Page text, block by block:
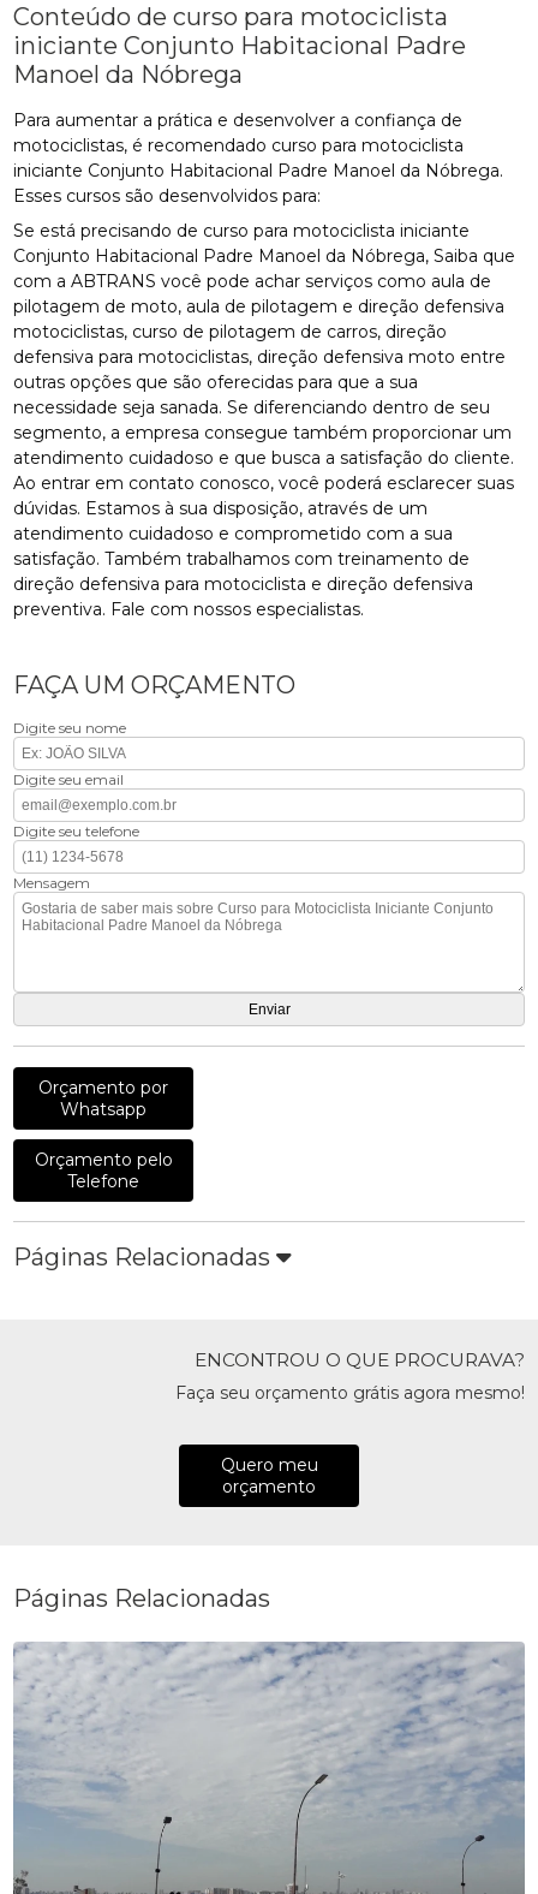
Conteúdo de curso para motociclista
iniciante Conjunto Habitacional Padre
Manoel da Nóbrega
Para aumentar a prática e desenvolver a confiança de
motociclistas, é recomendado curso para motociclista
iniciante Conjunto Habitacional Padre Manoel da Nóbrega.
Esses cursos são desenvolvidos para:
Se está precisando de curso para motociclista iniciante
Conjunto Habitacional Padre Manoel da Nóbrega, Saiba que
com a ABTRANS você pode achar serviços como aula de
pilotagem de moto, aula de pilotagem e direção defensiva
motociclistas, curso de pilotagem de carros, direção
defensiva para motociclistas, direção defensiva moto entre
outras opções que são oferecidas para que a sua
necessidade seja sanada. Se diferenciando dentro de seu
segmento, a empresa consegue também proporcionar um
atendimento cuidadoso e que busca a satisfação do cliente.
Ao entrar em contato conosco, você poderá esclarecer suas
dúvidas. Estamos à sua disposição, através de um
atendimento cuidadoso e comprometido com a sua
satisfação. Também trabalhamos com treinamento de
direção defensiva para motociclista e direção defensiva
preventiva. Fale com nossos especialistas.
FAÇA UM ORÇAMENTO
Digite seu nome
Digite seu email
Digite seu telefone
Mensagem
Orçamento por
Whatsapp
Orçamento pelo
Telefone
Páginas Relacionadas
ENCONTROU O QUE PROCURAVA?
Faça seu orçamento grátis agora mesmo!
Quero meu
orçamento
Páginas Relacionadas